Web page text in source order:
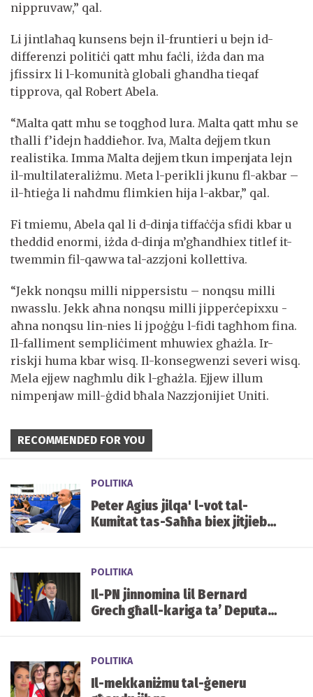
nippruvaw,” qal.
Li jintlaħaq kunsens bejn il-fruntieri u bejn id-
differenzi politiċi qatt mhu faċli, iżda dan ma
jfissirx li l-komunità globali għandha tieqaf
tipprova, qal Robert Abela.
“Malta qatt mhu se toqgħod lura. Malta qatt mhu se
tħalli f’idejn ħaddieħor. Iva, Malta dejjem tkun
realistika. Imma Malta dejjem tkun impenjata lejn
il-multilateraliżmu. Meta l-perikli jkunu fl-akbar –
il-ħtieġa li naħdmu flimkien hija l-akbar,” qal.
Fi tmiemu, Abela qal li d-dinja tiffaċċja sfidi kbar u
theddid enormi, iżda d-dinja m’għandhiex titlef it-
twemmin fil-qawwa tal-azzjoni kollettiva.
“Jekk nonqsu milli nippersistu – nonqsu milli
nwasslu. Jekk aħna nonqsu milli jipperċepixxu -
aħna nonqsu lin-nies li jpoġġu l-fidi tagħhom fina.
Il-falliment sempliċiment mhuwiex għażla. Ir-
riskji huma kbar wisq. Il-konsegwenzi severi wisq.
Mela ejjew nagħmlu dik l-għażla. Ejjew illum
nimpenjaw mill-ġdid bħala Nazzjonijiet Uniti.
RECOMMENDED FOR YOU
POLITIKA
Peter Agius jilqa' l-vot tal-
Kumitat tas-Saħħa biex jitjiebu
POLITIKA
Il-PN jinnomina lil Bernard
Grech għall-kariga ta’ Deputat
POLITIKA
Il-mekkaniżmu tal-ġeneru